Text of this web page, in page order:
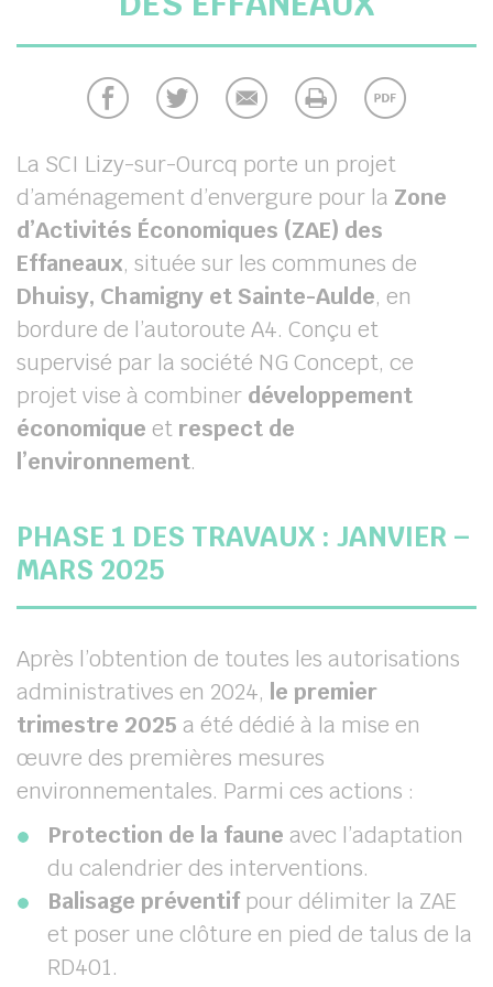
La SCI Lizy-sur-Ourcq porte un projet
d’aménagement d’envergure pour la Zone
d’Activités Économiques (ZAE) des
Effaneaux, située sur les communes de
Dhuisy, Chamigny et Sainte-Aulde, en
bordure de l’autoroute A4. Conçu et
supervisé par la société NG Concept, ce
projet vise à combiner développement
économique et respect de
l’environnement.
PHASE 1 DES TRAVAUX : JANVIER –
MARS 2025
Après l’obtention de toutes les autorisations
administratives en 2024, le premier
trimestre 2025 a été dédié à la mise en
œuvre des premières mesures
environnementales. Parmi ces actions :
Protection de la faune avec l’adaptation
du calendrier des interventions.
Balisage préventifpour délimiter la ZAE
et poser une clôture en pied de talus de la
RD401.